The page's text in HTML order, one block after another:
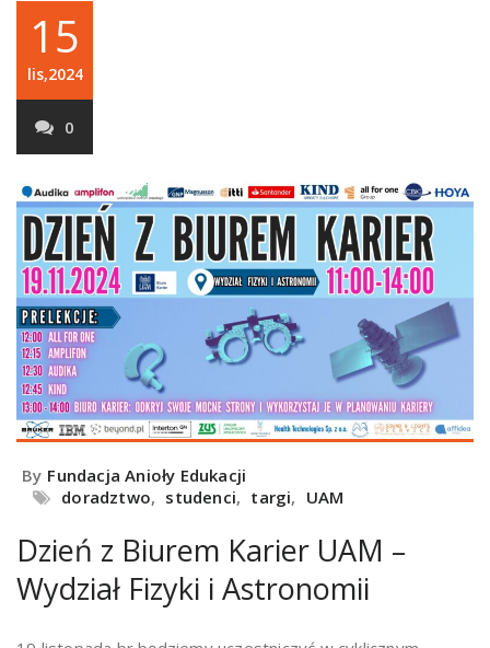
15
lis,2024
0
By Fundacja Anioły Edukacji
doradztwo, studenci, targi, UAM
Dzień z Biurem Karier UAM –
Wydział Fizyki i Astronomii